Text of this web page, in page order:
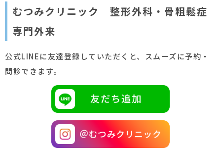
むつみクリニック 整形外科・骨粗鬆症
専門外来
公式LINEに友達登録していただくと、スムーズに予約・
問診できます。